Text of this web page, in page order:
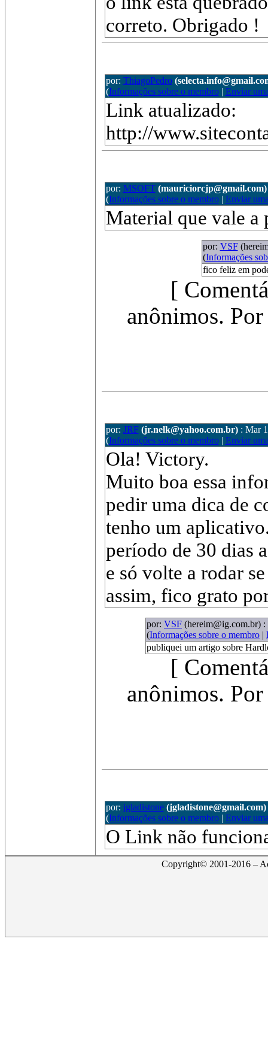
correto. Obrigado !
por: ThiagoPedro
(Informações sobre o membro| Enviar
Link atualizado:
http://
por: MSOFT (mauriciorcjp@gmail.com)
(Informações sobre o membro| Enviar
Material que vale a
por: VSF
(Informações
fico feliz em
[
anônimos.
por: JRF (jr.nelk@yahoo.com.br) : Mar
(Informações sobre o membro| Enviar
Ola! Victory.
Muito boa essa
pedir uma dica de
tenho um
período de 30 dias
e só volte a rodar
assim, fico grato
por: VSF (hereim@ig.com.br) :
(Informações sobre o membro |
publiquei um artigo sobre
[
anônimos.
por: jgladistone (jgladistone@gmail.com)
(Informações sobre o membro| Enviar
O Link não
Copyright© 2001-2016 –